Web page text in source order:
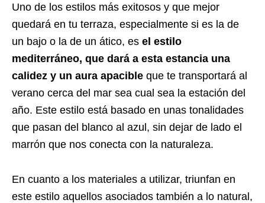
Uno de los estilos más exitosos y que mejor
quedará en tu terraza, especialmente si es la de
un bajo o la de un ático, es el estilo
mediterráneo, que dará a esta estancia una
calidez y un aura apacible que te transportará al
verano cerca del mar sea cual sea la estación del
año. Este estilo está basado en unas tonalidades
que pasan del blanco al azul, sin dejar de lado el
marrón que nos conecta con la naturaleza.
En cuanto a los materiales a utilizar, triunfan en
este estilo aquellos asociados también a lo natural,